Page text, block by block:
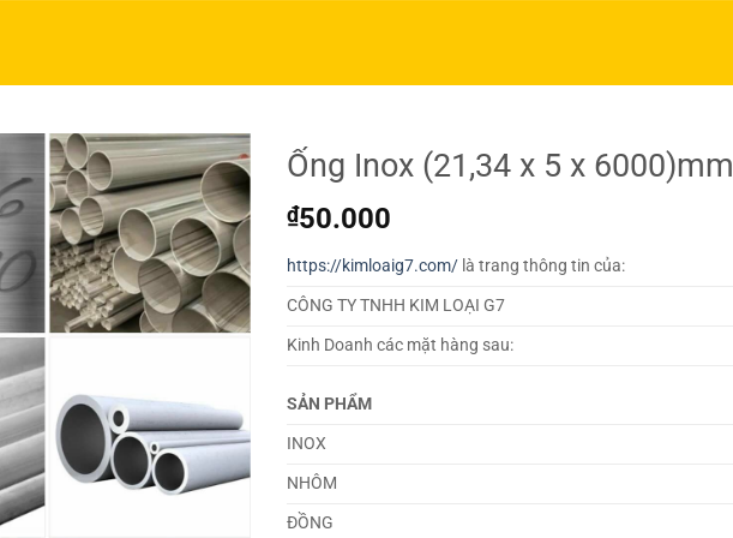
Ống Inox (21,34 x 5 x 6000)mm
₫50.000
https://kimloaig7.com/ là trang thông tin của:
CÔNG TY TNHH KIM LOẠI G7
Kinh Doanh các mặt hàng sau:
SẢN PHẨM
INOX
NHÔM
ĐỒNG